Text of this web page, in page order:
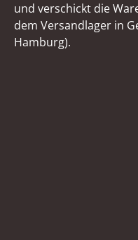
und verschickt die
dem Versandlager in
Hamburg).